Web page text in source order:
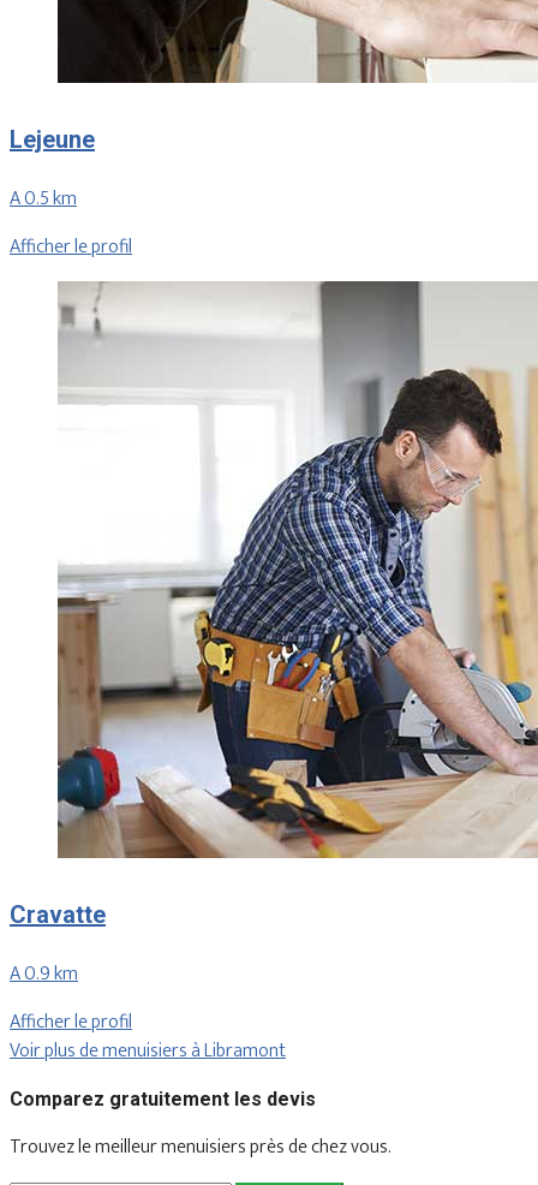
Lejeune
A 0.5 km
Afficher le profil
Cravatte
A 0.9 km
Afficher le profil
Voir plus de menuisiers à Libramont
Comparez gratuitement les devis
Trouvez le meilleur menuisiers près de chez vous.